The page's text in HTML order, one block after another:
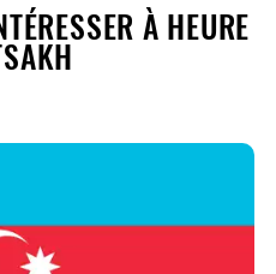
À HEURE